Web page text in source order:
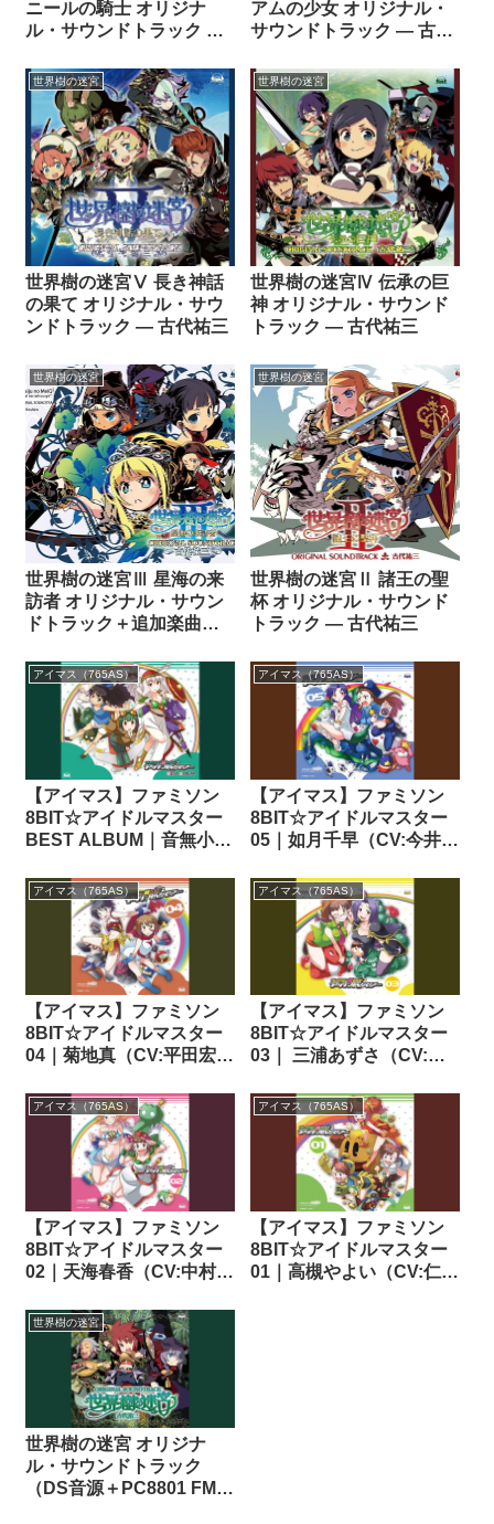
ニールの騎士 オリジナ
ル・サウンドトラック ―
アムの少女 オリジナル・
サウンドトラック ― 古代
世界樹の迷宮
世界樹の迷宮Ⅴ 長き神話
の果て オリジナル・サウ
ンドトラック ― 古代祐三
世界樹の迷宮
世界樹の迷宮Ⅳ 伝承の巨
神 オリジナル・サウンド
トラック ― 古代祐三
世界樹の迷宮
世界樹の迷宮Ⅲ 星海の来
訪者 オリジナル・サウン
ドトラック＋追加楽曲
代祐三
世界樹の迷宮
世界樹の迷宮Ⅱ 諸王の聖
杯 オリジナル・サウンド
トラック ― 古代祐三
アイマス（765AS）
【アイマス】ファミソン
8BIT☆アイドルマスター
BEST ALBUM｜音無小鳥
響（CV:沼倉愛美）✕ 四条
貴音（CV:原由実）✕ 萩原
雪歩（CV:浅倉杏美）ほか
｜THE
IDOLM@STER（アイド
ルマスター）
アイマス（765AS）
【アイマス】ファミソン
8BIT☆アイドルマスター
05｜如月千早（CV:今井麻
宮理恵）｜THE
IDOLM@STER（アイド
ルマスター）
アイマス（765AS）
【アイマス】ファミソン
8BIT☆アイドルマスター
04｜菊地真（CV:平田宏
優里奈）｜THE
IDOLM@STER（アイド
ルマスター）
アイマス（765AS）
【アイマス】ファミソン
8BIT☆アイドルマスター
03｜ 三浦あずさ（CV:た
（CV:若林直美）｜THE
IDOLM@STER（アイド
ルマスター）
アイマス（765AS）
【アイマス】ファミソン
8BIT☆アイドルマスター
02｜天海春香（CV:中村繪
谷川明子）｜THE
IDOLM@STER（アイド
ルマスター）
アイマス（765AS）
【アイマス】ファミソン
8BIT☆アイドルマスター
01｜高槻やよい（CV:仁後
世界樹の迷宮
世界樹の迷宮 オリジナ
ル・サウンドトラック
（DS音源＋PC8801 FM音